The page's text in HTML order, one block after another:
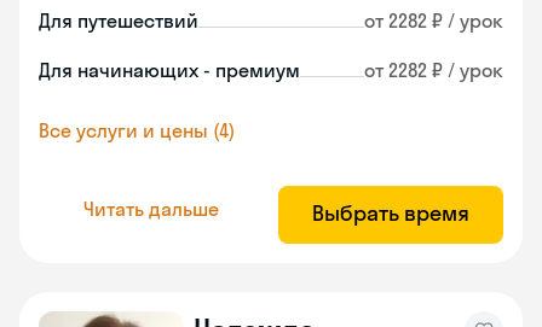
Для путешествий от 2282 ₽ / урок
Для начинающих - премиум от 2282 ₽ / урок
Все услуги и цены (4)
Читать дальше Выбрать время